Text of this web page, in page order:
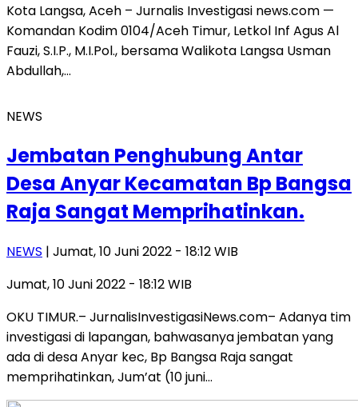
Kota Langsa, Aceh – Jurnalis Investigasi news.com —
Komandan Kodim 0104/Aceh Timur, Letkol Inf Agus Al
Fauzi, S.I.P., M.I.Pol., bersama Walikota Langsa Usman
Abdullah,…
NEWS
Jembatan Penghubung Antar
Desa Anyar Kecamatan Bp Bangsa
Raja Sangat Memprihatinkan.
NEWS | Jumat, 10 Juni 2022 - 18:12 WIB
Jumat, 10 Juni 2022 - 18:12 WIB
OKU TIMUR.– JurnalisInvestigasiNews.com– Adanya tim
investigasi di lapangan, bahwasanya jembatan yang
ada di desa Anyar kec, Bp Bangsa Raja sangat
memprihatinkan, Jum’at (10 juni…